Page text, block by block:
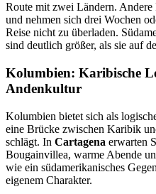
Route mit zwei Ländern.
und nehmen sich drei Wochen
Reise nicht zu überladen.
sind deutlich größer, als sie auf
Kolumbien: Karibische
Andenkultur
Kolumbien bietet sich als
eine Brücke zwischen Karibik
schlägt. In Cartagena erwarten
Bougainvillea, warme Abende
wie ein südamerikanisches
eigenem Charakter.